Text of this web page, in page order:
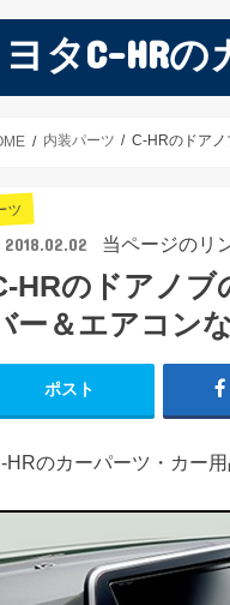
ヨタC-HR
内装パーツ C-HRのドアノ
ツ
2018.02.02 当ページのリ
HRのドアノブ
ー＆エアコン
ポスト
HRのカーパーツ・カー用